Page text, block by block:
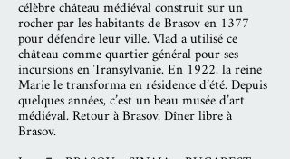
célèbre château médiéval construit sur un
rocher par les habitants de Brasov en 1377
pour défendre leur ville. Vlad a utilisé ce
château comme quartier général pour ses
incursions en Transylvanie. En 1922, la reine
Marie le transforma en résidence d’été. Depuis
quelques années, c’est un beau musée d’art
médiéval. Retour à Brasov. Dîner libre à
Brasov.